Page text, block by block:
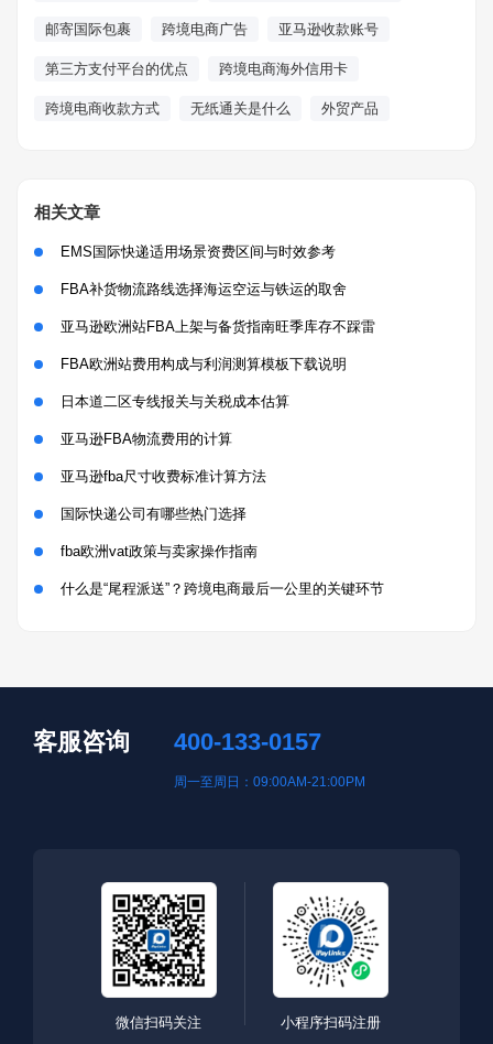
邮寄国际包裹 跨境电商广告 亚马逊收款账号
第三方支付平台的优点 跨境电商海外信用卡
跨境电商收款方式 无纸通关是什么 外贸产品
相关文章
EMS国际快递适用场景资费区间与时效参考
FBA补货物流路线选择海运空运与铁运的取舍
亚马逊欧洲站FBA上架与备货指南旺季库存不踩雷
FBA欧洲站费用构成与利润测算模板下载说明
日本道二区专线报关与关税成本估算
亚马逊FBA物流费用的计算
亚马逊fba尺寸收费标准计算方法
国际快递公司有哪些热门选择
fba欧洲vat政策与卖家操作指南
什么是“尾程派送”？跨境电商最后一公里的关键环节
客服咨询 400-133-0157
周一至周日：09:00AM-21:00PM
微信扫码关注 小程序扫码注册